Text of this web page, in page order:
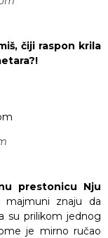
čiji raspon krila
prestonicu Nju
majmuni znaju da
su prilikom jednog
je mirno ručao